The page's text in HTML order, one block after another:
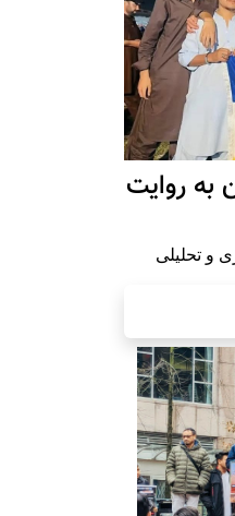
به روایت
و تحلیلی